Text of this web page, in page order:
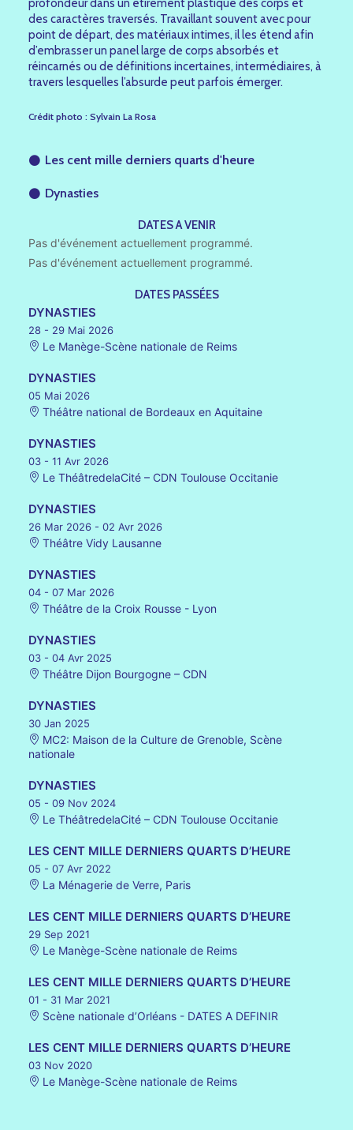
profondeur dans un étirement plastique des corps et
des caractères traversés. Travaillant souvent avec pour
point de départ, des matériaux intimes, il les étend afin
d’embrasser un panel large de corps absorbés et
réincarnés ou de définitions incertaines, intermédiaires, à
travers lesquelles l’absurde peut parfois émerger.
Crédit photo : Sylvain La Rosa
Les cent mille derniers quarts d'heure
Dynasties
DATES A VENIR
Pas d'événement actuellement programmé.
Pas d'événement actuellement programmé.
DATES PASSÉES
DYNASTIES
28 - 29 Mai 2026
Le Manège-Scène nationale de Reims
DYNASTIES
05 Mai 2026
Théâtre national de Bordeaux en Aquitaine
DYNASTIES
03 - 11 Avr 2026
Le ThéâtredelaCité – CDN Toulouse Occitanie
DYNASTIES
26 Mar 2026 - 02 Avr 2026
Théâtre Vidy Lausanne
DYNASTIES
04 - 07 Mar 2026
Théâtre de la Croix Rousse - Lyon
DYNASTIES
03 - 04 Avr 2025
Théâtre Dijon Bourgogne – CDN
DYNASTIES
30 Jan 2025
MC2: Maison de la Culture de Grenoble, Scène
nationale
DYNASTIES
05 - 09 Nov 2024
Le ThéâtredelaCité – CDN Toulouse Occitanie
LES CENT MILLE DERNIERS QUARTS D’HEURE
05 - 07 Avr 2022
La Ménagerie de Verre, Paris
LES CENT MILLE DERNIERS QUARTS D’HEURE
29 Sep 2021
Le Manège-Scène nationale de Reims
LES CENT MILLE DERNIERS QUARTS D’HEURE
01 - 31 Mar 2021
Scène nationale d’Orléans - DATES A DEFINIR
LES CENT MILLE DERNIERS QUARTS D’HEURE
03 Nov 2020
Le Manège-Scène nationale de Reims